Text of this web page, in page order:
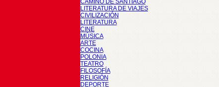
CAMINO DE SANTIAGO
LITERATURA DE VIAJES
CIVILIZACIÓN
LITERATURA
CINE
MÚSICA
ARTE
COCINA
POLONIA
TEATRO
FILOSOFÍA
RELIGIÓN
DEPORTE